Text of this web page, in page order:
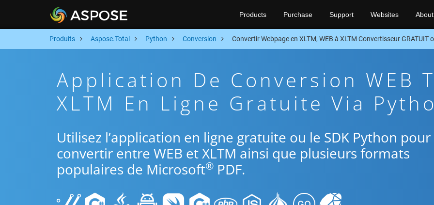
Products Purchase Support Websites About
Produits Aspose.Total Python Conversion Convertir Webpage en XLTM, WEB à XLTM Convertisseur GRATUIT
Application De Conversion WEB
XLTM En Ligne Gratuite Via
Utilisez l’application en ligne gratuite ou le SDK Python pour
convertir entre WEB et XLTM ainsi que plusieurs formats
populaires de Microsoft® PDF.